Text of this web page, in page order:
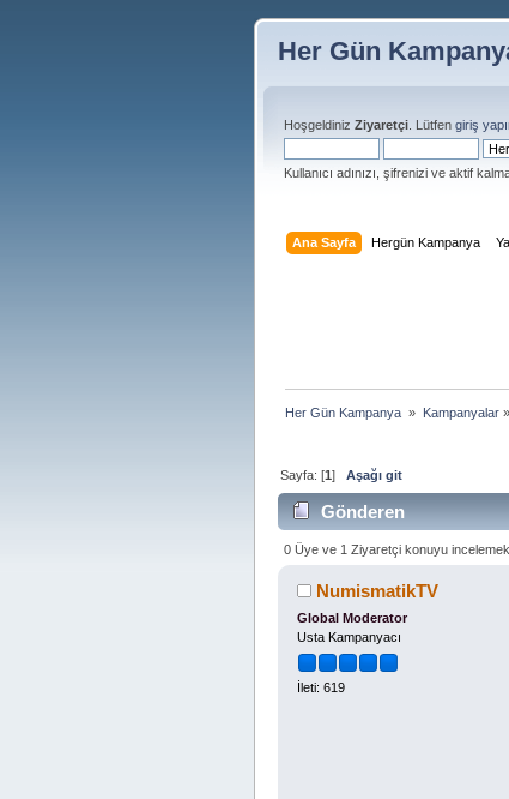
Her Gün
Hoşgeldiniz Ziyaretçi . Lütfen giriş
Kullanıcı adınızı, şifrenizi ve aktif
Ana Sayfa Hergün Kampanya
Her Gün Kampanya » Kampanyalar»
Sayfa: [1]Aşağı git
Gönderen
0 Üye ve 1 Ziyaretçi konuyu
NumismatikTV
Global Moderator
Usta Kampanyacı
İleti: 619